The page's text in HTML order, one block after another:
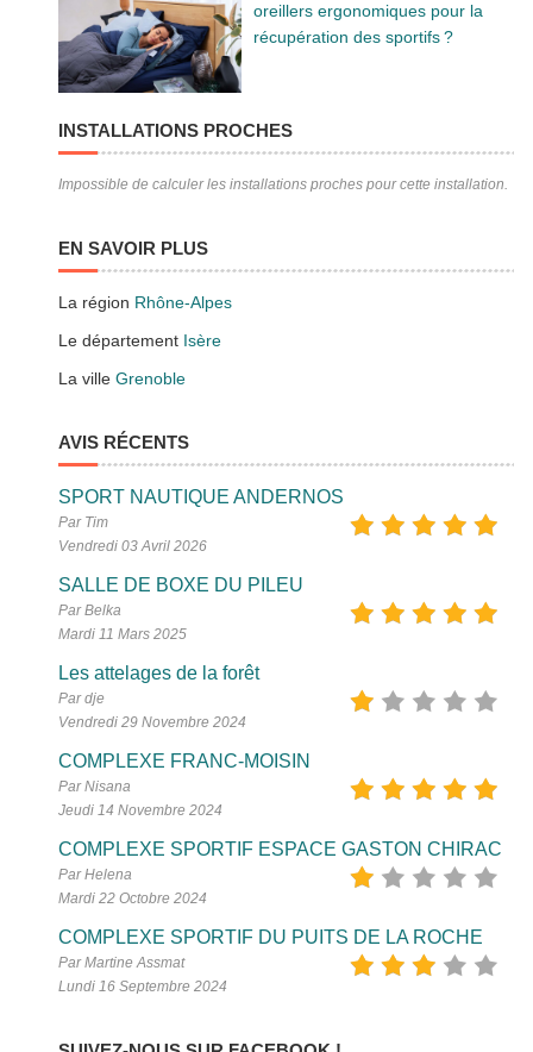
oreillers ergonomiques pour la
récupération des sportifs ?
INSTALLATIONS PROCHES
Impossible de calculer les installations proches pour cette installation.
EN SAVOIR PLUS
La région Rhône-Alpes
Le département Isère
La villeGrenoble
AVIS RÉCENTS
SPORT NAUTIQUE ANDERNOS
Par Tim
Vendredi 03 Avril 2026
SALLE DE BOXE DU PILEU
Par Belka
Mardi 11 Mars 2025
Les attelages de la forêt
Par dje
Vendredi 29 Novembre 2024
COMPLEXE FRANC-MOISIN
Par Nisana
Jeudi 14 Novembre 2024
COMPLEXE SPORTIF ESPACE GASTON CHIRAC
Par Helena
Mardi 22 Octobre 2024
COMPLEXE SPORTIF DU PUITS DE LA ROCHE
Par Martine Assmat
Lundi 16 Septembre 2024